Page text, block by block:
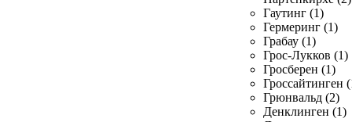
Гаутинг (1)
Гермеринг (1)
Грабау (1)
Грос-Лукков (1)
Гросберен (1)
Гроссайтинген
Грюнвальд (2)
Денклинген (1)